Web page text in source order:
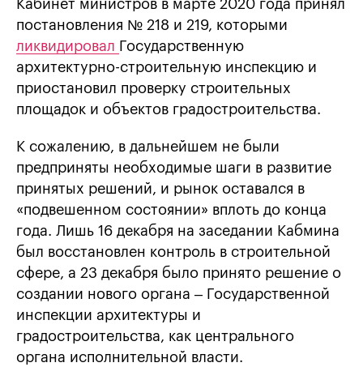
Кабинет министров в марте 2020 года принял
постановления № 218 и 219, которыми
ликвидировал Государственную
архитектурно-строительную инспекцию и
приостановил проверку строительных
площадок и объектов градостроительства.
К сожалению, в дальнейшем не были
предприняты необходимые шаги в развитие
принятых решений, и рынок оставался в
«подвешенном состоянии» вплоть до конца
года. Лишь 16 декабря на заседании Кабмина
был восстановлен контроль в строительной
сфере, а 23 декабря было принято решение о
создании нового органа – Государственной
инспекции архитектуры и
градостроительства, как центрального
органа исполнительной власти.